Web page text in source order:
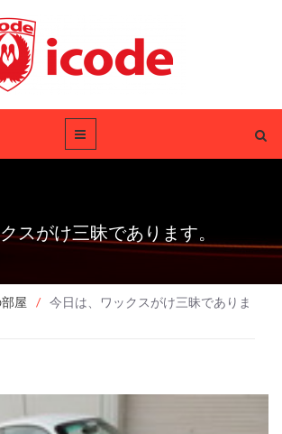
スがけ三昧であります。
屋 / 今日は、ワックスがけ三昧でありま